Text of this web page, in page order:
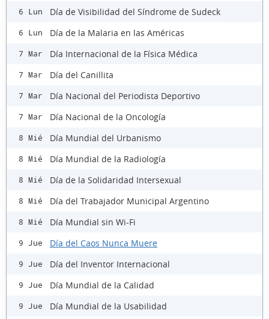
6 Lun Día de Visibilidad del Síndrome de Sudeck
6 Lun Día de la Malaria en las Américas
7 Mar Día Internacional de la Física Médica
7 Mar Día del Canillita
7 Mar Día Nacional del Periodista Deportivo
7 Mar Día Nacional de la Oncología
8 Mié Día Mundial del Urbanismo
8 Mié Día Mundial de la Radiología
8 Mié Día de la Solidaridad Intersexual
8 Mié Día del Trabajador Municipal Argentino
8 Mié Día Mundial sin Wi-Fi
9 Jue Día del Caos Nunca Muere
9 Jue Día del Inventor Internacional
9 Jue Día Mundial de la Calidad
9 Jue Día Mundial de la Usabilidad